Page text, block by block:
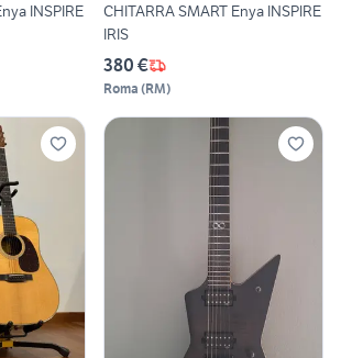
INSPIRE
CHITARRA SMART Enya INSPIRE
IRIS
380 €
Roma (RM)